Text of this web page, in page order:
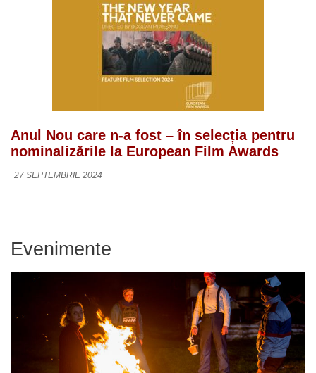
Anul Nou care n-a fost – în selecția pentru
nominalizările la European Film Awards
27 SEPTEMBRIE 2024
Evenimente